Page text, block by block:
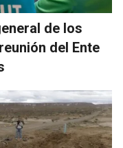
de los
del Ente